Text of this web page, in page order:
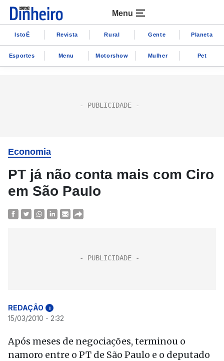
Menu
IstoÉ Revista Rural Gente Planeta
Esportes Menu Motorshow Mulher Pet
Economia
PT já não conta mais com Ciro
em São Paulo
REDAÇÃO i
15/03/2010 - 2:32
Após meses de negociações, terminou o
namoro entre o PT de São Paulo e o deputado